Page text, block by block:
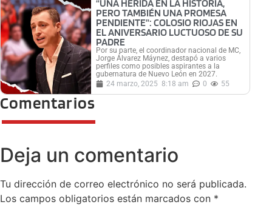
“UNA HERIDA EN LA HISTORIA,
PERO TAMBIÉN UNA PROMESA
PENDIENTE”: COLOSIO RIOJAS EN
EL ANIVERSARIO LUCTUOSO DE SU
PADRE
Por su parte, el coordinador nacional de MC,
Jorge Álvarez Máynez, destapó a varios
perfiles como posibles aspirantes a la
gubernatura de Nuevo León en 2027.
24 marzo, 2025 8:18 am 0 55
Comentarios
Deja un comentario
Tu dirección de correo electrónico no será publicada.
Los campos obligatorios están marcados con *